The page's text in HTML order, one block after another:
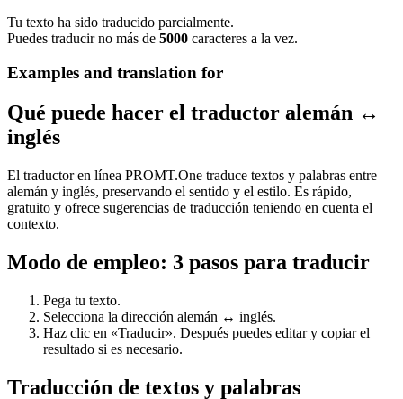
Tu texto ha sido traducido parcialmente.
Puedes traducir no más de 5000 caracteres a la vez.
Examples and translation for
Qué puede hacer el traductor alemán ↔
inglés
El traductor en línea PROMT.One traduce textos y palabras entre
alemán y inglés, preservando el sentido y el estilo. Es rápido,
gratuito y ofrece sugerencias de traducción teniendo en cuenta el
contexto.
Modo de empleo: 3 pasos para traducir
Pega tu texto.
Selecciona la dirección alemán ↔ inglés.
Haz clic en «Traducir». Después puedes editar y copiar el
resultado si es necesario.
Traducción de textos y palabras